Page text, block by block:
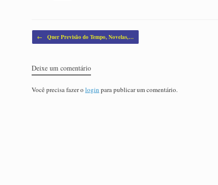
Post navigation
← Quer Previsão do Tempo, Novelas,…
Deixe um comentário
Você precisa fazer o login para publicar um comentário.